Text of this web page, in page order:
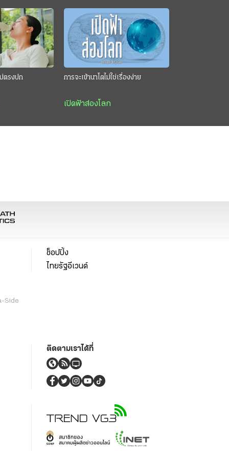
ตรงปก การจะเข้านาโตไม่ใช่เรื่องง่าย
เปิดฟ้าส่องโลก
Side
ช็อปปิ้ง
ไทยรัฐอีเวนต์
ติดตามเราได้ที่